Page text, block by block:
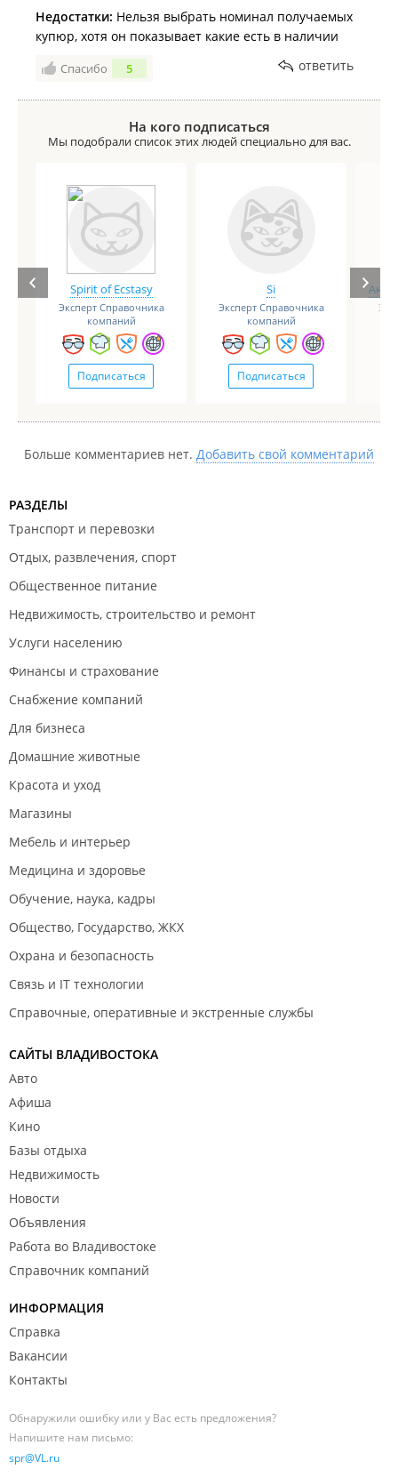
Недостатки: Нельзя выбрать номинал получаемых
купюр, хотя он показывает какие есть в наличии
Спасибо 5 ответить
На кого подписаться
Мы подобрали список этих людей специально для вас.
Spirit of Ecstasy
Эксперт Справочника
компаний
Подписаться
Si
Эксперт Справочника
компаний
Подписаться
Больше комментариев нет. Добавить свой комментарий
РАЗДЕЛЫ
Транспорт и перевозки
Отдых, развлечения, спорт
Общественное питание
Недвижимость, строительство и ремонт
Услуги населению
Финансы и страхование
Снабжение компаний
Для бизнеса
Домашние животные
Красота и уход
Магазины
Мебель и интерьер
Медицина и здоровье
Обучение, наука, кадры
Общество, Государство, ЖКХ
Охрана и безопасность
Связь и IT технологии
Справочные, оперативные и экстренные службы
САЙТЫ ВЛАДИВОСТОКА
Авто
Афиша
Кино
Базы отдыха
Недвижимость
Новости
Объявления
Работа во Владивостоке
Справочник компаний
ИНФОРМАЦИЯ
Справка
Вакансии
Контакты
Обнаружили ошибку или у Вас есть предложения?
Напишите нам письмо:
spr@VL.ru